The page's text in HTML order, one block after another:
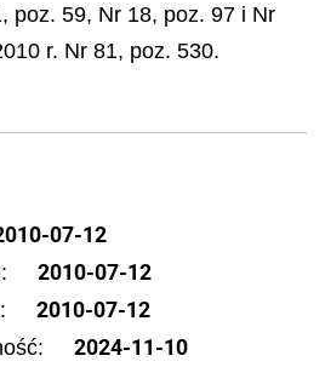
poz. 59, Nr 18, poz. 97 i Nr
r. Nr 81, poz. 530.
07-12
2010-07-12
2010-07-12
2024-11-10